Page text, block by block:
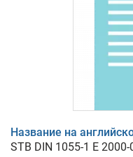
Название на
STB DIN 1055-1 E 2000-